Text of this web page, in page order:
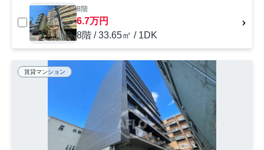
8階
6.7万円
8階 / 33.65㎡ / 1DK
賃貸マンション